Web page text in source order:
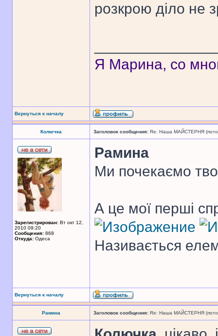
розкрою діло не
Я Марина, со
Вернуться к началу
Колючка Заголовок сообщения: Re: Наша МАЙСТЕРНЯ
Зарегистрирован: Вт окт 12,
2010 09:20
Сообщения: 868
Откуда: Одеса
Рамина
Ми почекаємо
А це мої перші
Називається
Вернуться к началу
Рамина Заголовок сообщения: Re: Наша МАЙСТЕРНЯ